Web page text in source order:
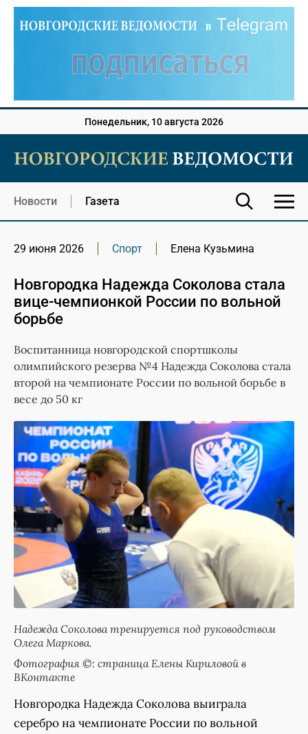
Понедельник, 10 августа 2026
Новости Газета
29 июня 2026 Спорт Елена Кузьмина
Новгородка Надежда Соколова стала
вице-чемпионкой России по вольной
борьбе
Воспитанница новгородской спортшколы
олимпийского резерва №4 Надежда Соколова стала
второй на чемпионате России по вольной борьбе в
весе до 50 кг
Надежда Соколова тренируется под руководством
Олега Маркова.
Фотография ©: страница Елены Кириловой в
ВКонтакте
Новгородка Надежда Соколова выиграла
серебро на чемпионате России по вольной